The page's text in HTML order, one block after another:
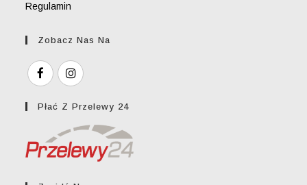
Regulamin
Zobacz Nas Na
Płać Z Przelewy 24